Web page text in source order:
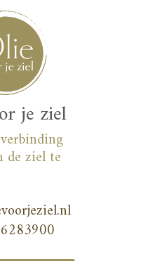
je ziel
de ziel te